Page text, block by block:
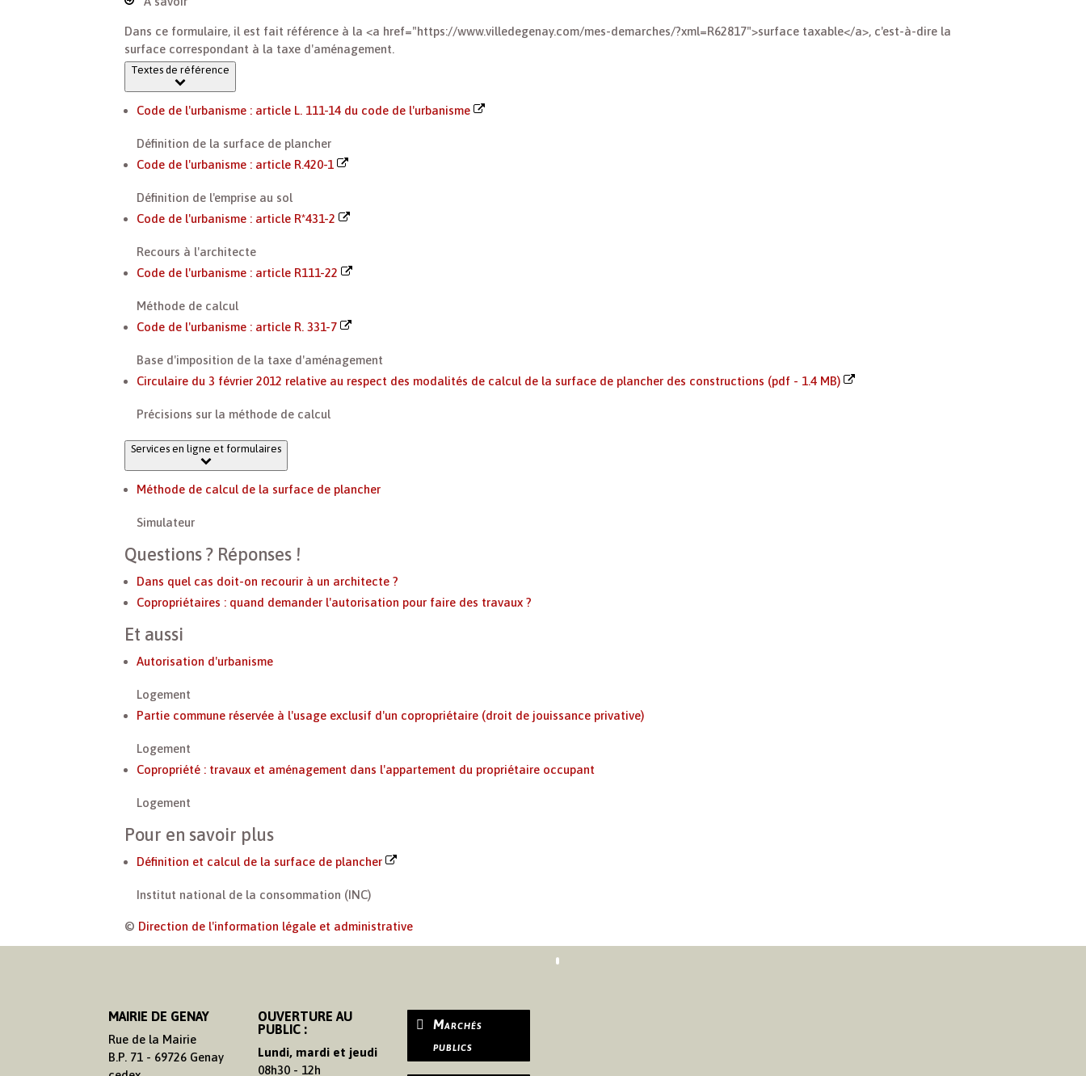
Dans ce formulaire, il est fait référence à la <a href="https://www.villedegenay.com/mes-demarches/?xml=R62817">surface taxable</a>, c'est-à-dire la
surface correspondant à la taxe d'aménagement.
Textes de référence
Code de l'urbanisme : article L. 111-14 du code de l'urbanisme
Définition de la surface de plancher
Code de l'urbanisme : article R.420-1
Définition de l'emprise au sol
Code de l'urbanisme : article R*431-2
Recours à l'architecte
Code de l'urbanisme : article R111-22
Méthode de calcul
Code de l'urbanisme : article R. 331-7
Base d'imposition de la taxe d'aménagement
Circulaire du 3 février 2012 relative au respect des modalités de calcul de la surface de plancher des constructions (pdf - 1.4 MB)
Précisions sur la méthode de calcul
Services en ligne et formulaires
Méthode de calcul de la surface de plancher
Simulateur
Questions ? Réponses !
Dans quel cas doit-on recourir à un architecte ?
Copropriétaires : quand demander l'autorisation pour faire des travaux ?
Et aussi
Autorisation d'urbanisme
Logement
Partie commune réservée à l'usage exclusif d'un copropriétaire (droit de jouissance privative)
Logement
Copropriété : travaux et aménagement dans l'appartement du propriétaire occupant
Logement
Pour en savoir plus
Définition et calcul de la surface de plancher
Institut national de la consommation (INC)
© Direction de l'information légale et administrative
MAIRIE DE GENAY
Rue de la Mairie
B.P. 71 - 69726 Genay
OUVERTURE AU
PUBLIC :
Lundi, mardi et jeudi
08h30 - 12h
Marchés
publics